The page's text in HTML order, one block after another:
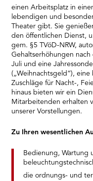
einen Arbeitsplatz in
lebendigen und
Theater gibt. Sie
den öffentlichen Dienst,
gem. §5 TVöD-NRW,
Gehaltserhöhungen
Juli und eine
(„Weihnachtsgeld“),
Zuschläge für Nacht-,
hinaus bieten wir ein
Mitarbeitenden erhalten
unserer Vorstellungen.
Zu Ihren wesentlichen
Bedienung, Wartung
die ordnungs- und